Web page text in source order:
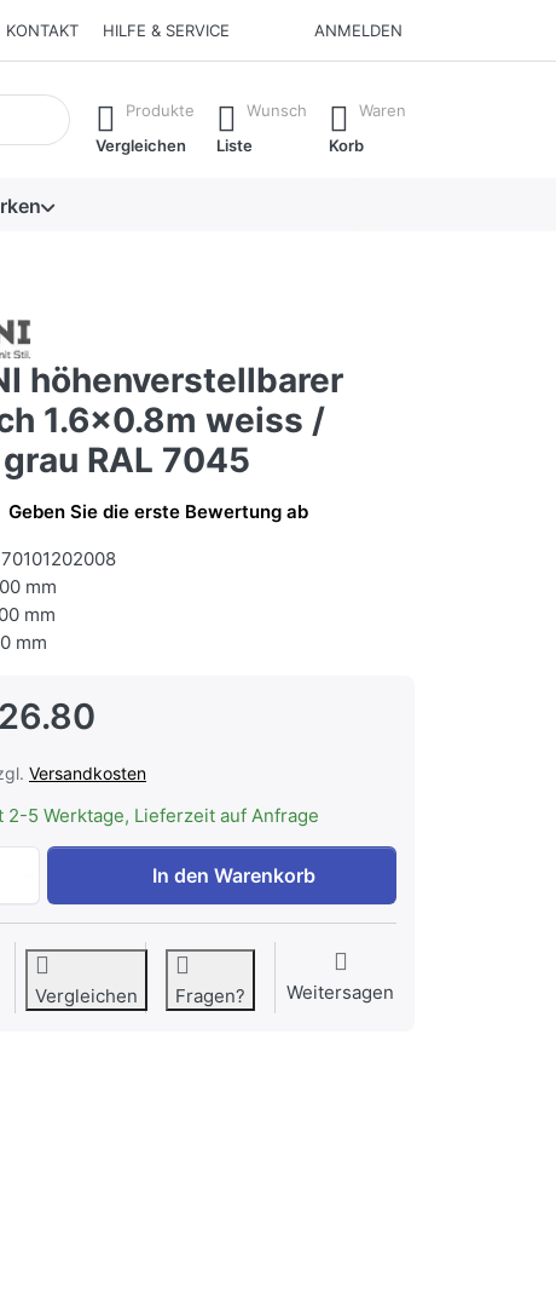
KONTAKT HILFE & SERVICE ANMELDEN
erste Ergebnisse. Drücken Sie die Eingabetaste, um alle
Produkte
Vergleichen
Wunsch
Liste
Waren
Korb
höhenverstellbarer
1.6x0.8m weiss /
RAL 7045
Geben Sie die erste Bewertung ab
mm
mm
mm
Versandkosten
2-5 Werktage, Lieferzeit auf Anfrage
CONTINI höhenverstellbarer Bürotisch 1.6x0.8m weiss /
In den Warenkorb
Vergleichen Fragen? Weitersagen